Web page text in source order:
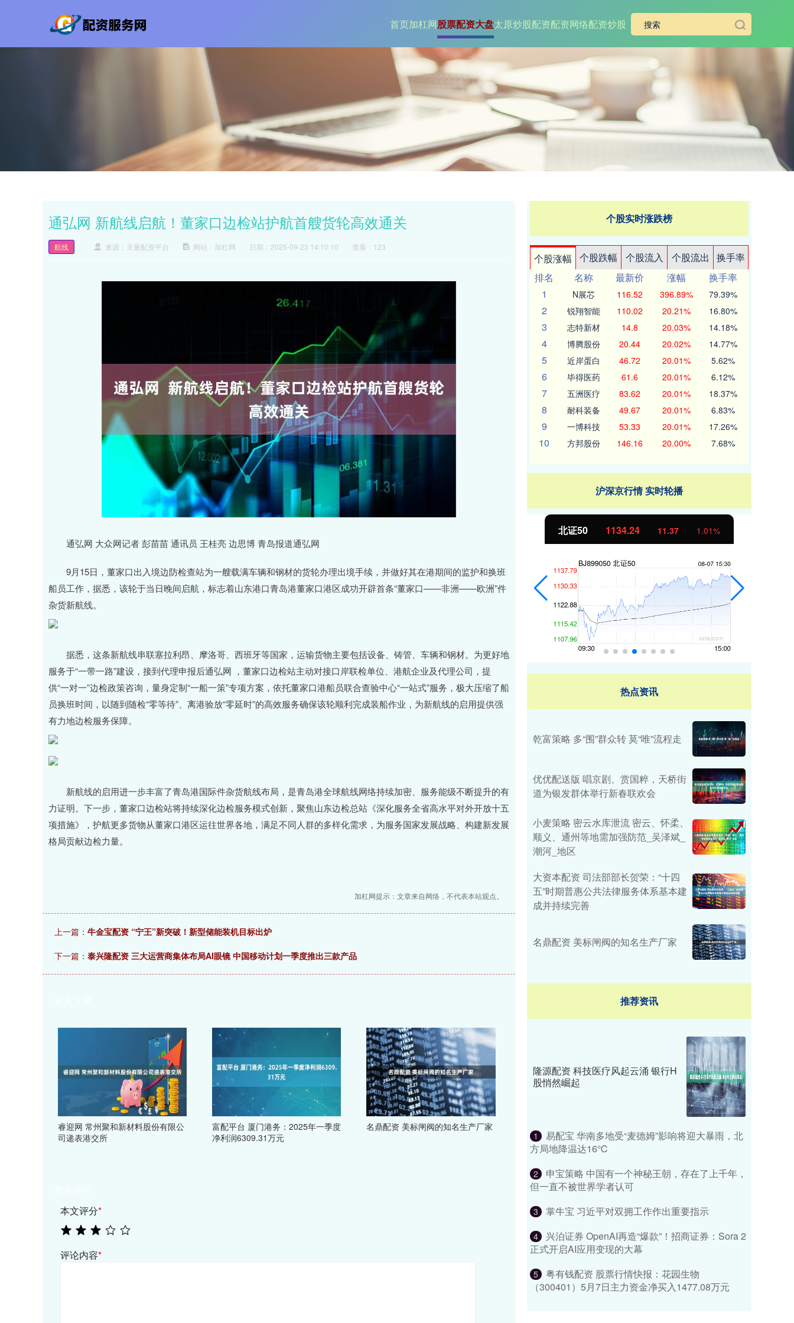
首页加杠网股票配资大盘太原炒股配资配资网络配资炒股
通弘网 新航线启航！董家口边检站护航首艘货轮高效通关
航线 来源：天量配资平台 网站：加杠网 日期：2025-09-23 14:10:10 查看：123
通弘网 大众网记者 彭苗苗 通讯员 王桂亮 边思博 青岛报道通弘网
9月15日，董家口出入境边防检查站为一艘载满车辆和钢材的货轮办理出境手续，并做好其在港期间的监护和换班
船员工作，据悉，该轮于当日晚间启航，标志着山东港口青岛港董家口港区成功开辟首条“董家口——非洲——欧洲”件
杂货新航线。
据悉，这条新航线串联塞拉利昂、摩洛哥、西班牙等国家，运输货物主要包括设备、铸管、车辆和钢材。为更好地
服务于“一带一路”建设，接到代理申报后通弘网 ，董家口边检站主动对接口岸联检单位、港航企业及代理公司，提
供“一对一”边检政策咨询，量身定制“一船一策”专项方案，依托董家口港船员联合查验中心“一站式”服务，极大压缩了船
员换班时间，以随到随检“零等待”、离港验放“零延时”的高效服务确保该轮顺利完成装船作业，为新航线的启用提供强
有力地边检服务保障。
新航线的启用进一步丰富了青岛港国际件杂货航线布局，是青岛港全球航线网络持续加密、服务能级不断提升的有
力证明。下一步，董家口边检站将持续深化边检服务模式创新，聚焦山东边检总站《深化服务全省高水平对外开放十五
项措施》，护航更多货物从董家口港区运往世界各地，满足不同人群的多样化需求，为服务国家发展战略、构建新发展
格局贡献边检力量。
加杠网提示：文章来自网络，不代表本站观点。
上一篇： 牛金宝配资 “宁王”新突破！新型储能装机目标出炉
下一篇： 泰兴隆配资 三大运营商集体布局AI眼镜 中国移动计划一季度推出三款产品
睿迎网 常州聚和新材料股份有限公
司递表港交所
富配平台 厦门港务：2025年一季度
净利润6309.31万元
名鼎配资 美标闸阀的知名生产厂家
本文评分*
评论内容*
个股实时涨跌榜
个股涨幅 个股跌幅 个股流入 个股流出
换手率
排名
名称 最新价 涨幅
换手率
1
N展芯 116.52 396.89% 79.39%
2 锐翔智能 110.02 20.21% 16.80%
3 志特新材 14.8 20.03% 14.18%
4 博腾股份 20.44 20.02% 14.77%
5 近岸蛋白 46.72 20.01% 5.62%
6 毕得医药 61.6 20.01% 6.12%
7 五洲医疗 83.62 20.01% 18.37%
8 耐科装备 49.67 20.01% 6.83%
9 一博科技 53.33 20.01% 17.26%
10 方邦股份 146.16 20.00% 7.68%
沪深京行情 实时轮播
北证50 1134.24 11.37 1.01%
热点资讯
乾富策略 多“围”群众转 莫“唯”流程走
优优配送版 唱京剧、赏国粹，天桥街
道为银发群体举行新春联欢会
小麦策略 密云水库泄流 密云、怀柔、
顺义、通州等地需加强防范_吴泽斌_
潮河_地区
大资本配资 司法部部长贺荣：“十四
五”时期普惠公共法律服务体系基本建
成并持续完善
名鼎配资 美标闸阀的知名生产厂家
推荐资讯
隆源配资 科技医疗风起云涌 银行H
股悄然崛起
1
易配宝 华南多地受“麦德姆”影响将迎大暴雨，北
方局地降温达16℃
2
申宝策略 中国有一个神秘王朝，存在了上千年，
但一直不被世界学者认可
3 掌牛宝 习近平对双拥工作作出重要指示
4
兴泊证券 OpenAI再造“爆款”！招商证券：Sora 2
正式开启AI应用变现的大幕
5
粤有钱配资 股票行情快报：花园生物
（300401）5月7日主力资金净买入1477.08万元